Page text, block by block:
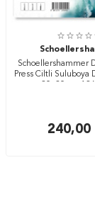
Schoellershammer
Press Ciltli Suluboya
240,00